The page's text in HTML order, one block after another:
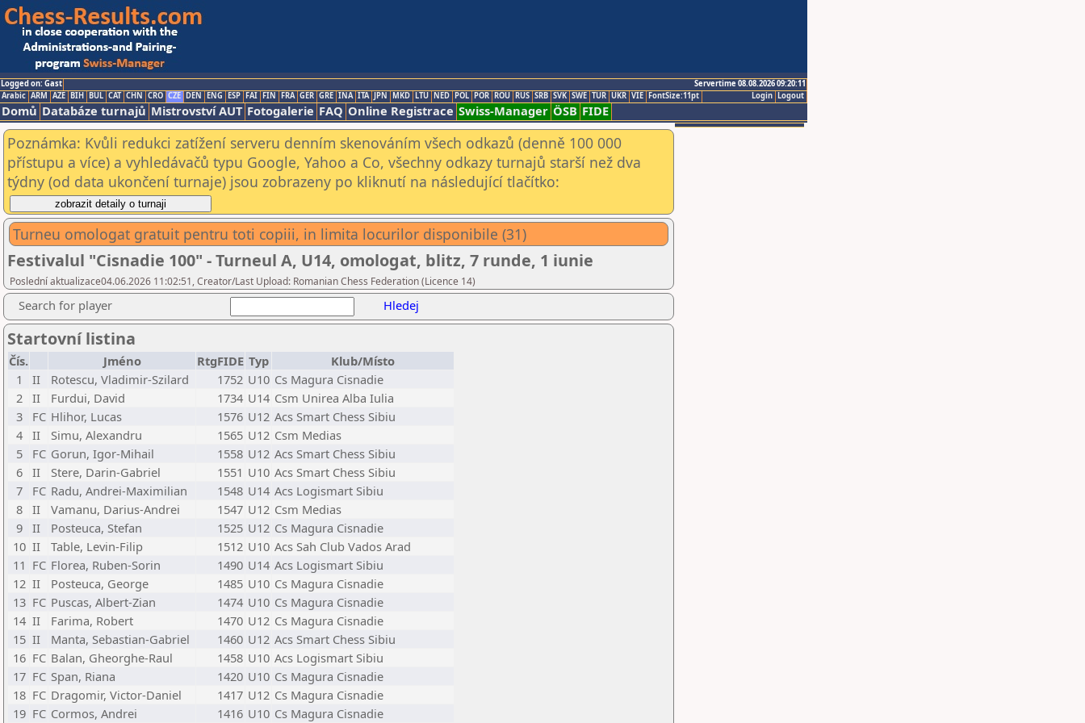
Logged on: Gast
Servertime 08.08.2026 09:20:11
Logout
Login
Arabic ARM AZE BIH BUL CAT CHN CRO CZE DEN ENG ESP FAI FIN FRA GER GRE INA ITA JPN MKD LTU NED POL POR ROU RUS SRB SVK SWE TUR UKR VIE FontSize:11pt
Domů Databáze turnajů Mistrovství AUT Fotogalerie FAQ Online Registrace Swiss-Manager ÖSB FIDE
Poznámka: Kvůli redukci zatížení serveru denním skenováním všech odkazů (denně 100 000
přístupu a více) a vyhledávačů typu Google, Yahoo a Co, všechny odkazy turnajů starší než dva
týdny (od data ukončení turnaje) jsou zobrazeny po kliknutí na následující tlačítko:
Turneu omologat gratuit pentru toti copiii, in limita locurilor disponibile (31)
Festivalul "Cisnadie 100" - Turneul A, U14, omologat, blitz, 7 runde, 1 iunie
Poslední aktualizace04.06.2026 11:02:51, Creator/Last Upload: Romanian Chess Federation (Licence 14)
Search for player Hledej
Startovní listina
Čís. Jméno RtgFIDE Typ
Klub/Místo
1
II Rotescu, Vladimir-Szilard 1752 U10 Cs Magura Cisnadie
2
II Furdui, David 1734 U14 Csm Unirea Alba Iulia
3
FC Hlihor, Lucas 1576 U12 Acs Smart Chess Sibiu
4
II Simu, Alexandru 1565 U12 Csm Medias
5
FC Gorun, Igor-Mihail 1558 U12 Acs Smart Chess Sibiu
6
II Stere, Darin-Gabriel 1551 U10 Acs Smart Chess Sibiu
7
FC Radu, Andrei-Maximilian 1548 U14 Acs Logismart Sibiu
8
II Vamanu, Darius-Andrei 1547 U12 Csm Medias
9
II Posteuca, Stefan 1525 U12 Cs Magura Cisnadie
10 II Table, Levin-Filip 1512 U10 Acs Sah Club Vados Arad
11 FC Florea, Ruben-Sorin 1490 U14 Acs Logismart Sibiu
12 II Posteuca, George 1485 U10 Cs Magura Cisnadie
13 FC Puscas, Albert-Zian 1474 U10 Cs Magura Cisnadie
14 II Farima, Robert 1470 U12 Cs Magura Cisnadie
15 II Manta, Sebastian-Gabriel 1460 U12 Acs Smart Chess Sibiu
16 FC Balan, Gheorghe-Raul 1458 U10 Acs Logismart Sibiu
17 FC Span, Riana 1420 U10 Cs Magura Cisnadie
18 FC Dragomir, Victor-Daniel 1417 U12 Cs Magura Cisnadie
19 FC Cormos, Andrei 1416 U10 Cs Magura Cisnadie